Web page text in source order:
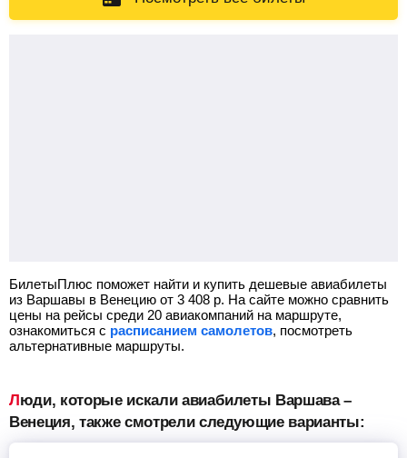
БилетыПлюс поможет найти и купить дешевые авиабилеты
из Варшавы в Венецию от 3 408 р. На сайте можно сравнить
цены на рейсы среди 20 авиакомпаний на маршруте,
ознакомиться с расписанием самолетов, посмотреть
альтернативные маршруты.
Люди, которые искали авиабилеты Варшава –
Венеция, также смотрели следующие варианты: